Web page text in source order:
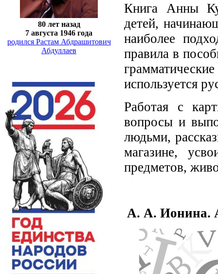
80 лет назад
7 августа 1946 года
родился Растам Абдрашитович
Абдуллаев
Книга Анны
детей,
наиболее
правила в
используется
Работая с
вопросы и
людьми,
магазине,
предметов,
А. А. Ионина.